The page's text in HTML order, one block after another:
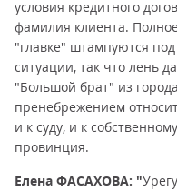
условия кредитного
фамилия клиента.
"главке" штампуются
ситуации, так что лень
"Большой брат" из
пренебрежением
и к суду, и к
провинция.
Елена ФАСАХОВА: "